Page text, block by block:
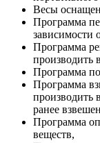
Весы
Программа
зависимости
Программа
производить
Программа
Программа
производить
ранее
Программа
веществ,